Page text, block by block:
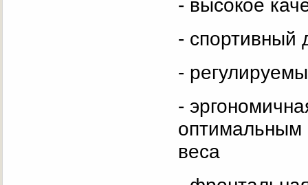
- высокое
- спортивный
-
-
оптимальным
веса